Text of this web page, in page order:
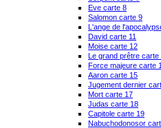
Eve carte 8
Salomon carte 9
L'ange de
David carte 11
Moise carte 12
Le grand prêtre carte
Force majeure carte
Aaron carte 15
Jugement dernier
Mort carte 17
Judas carte 18
Capitole carte 19
Nabuchodonosor